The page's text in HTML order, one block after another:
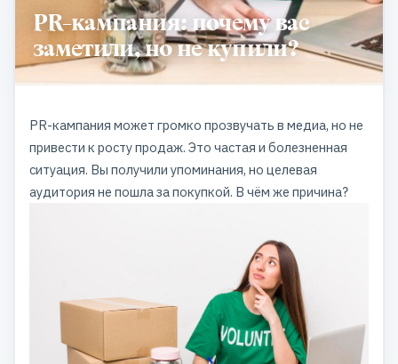
PR-кампания: почему вас
заметили, но не купили?
PR-кампания может громко прозвучать в медиа, но не
привести к росту продаж. Это частая и болезненная
ситуация. Вы получили упоминания, но целевая
аудитория не пошла за покупкой. В чём же причина?